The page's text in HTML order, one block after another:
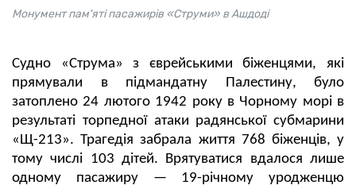
Монумент пам'яті пасажирів «Струми» в Ашдоді
Судно «Струма» з єврейськими біженцями, які
прямували в підмандатну Палестину, було
затоплено 24 лютого 1942 року в Чорному морі в
результаті торпедної атаки радянської субмарини
«Щ-213». Трагедія забрала життя 768 біженців, у
тому числі 103 дітей. Врятуватися вдалося лише
одному пасажиру — 19-річному уродженцю